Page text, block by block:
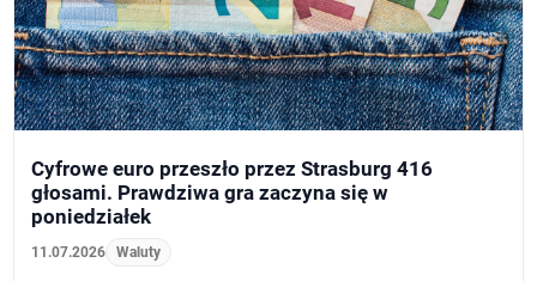
Cyfrowe euro przeszło przez Strasburg 416
głosami. Prawdziwa gra zaczyna się w
poniedziałek
11.07.2026 Waluty